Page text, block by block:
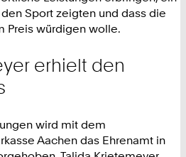
Sport zeigten und dass die
Preis würdigen wolle.
erhielt den
wird mit dem
Aachen das Ehrenamt in